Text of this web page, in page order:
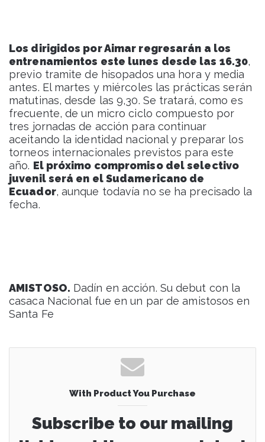
Los dirigidos por Aimar regresarán a los
entrenamientos este lunes desde las 16.30,
previo tramite de hisopados una hora y media
antes. El martes y miércoles las prácticas serán
matutinas, desde las 9,30. Se tratará, como es
frecuente, de un micro ciclo compuesto por
tres jornadas de acción para continuar
aceitando la identidad nacional y preparar los
torneos internacionales previstos para este
año. El próximo compromiso del selectivo
juvenil será en el Sudamericano de
Ecuador, aunque todavía no se ha precisado la
fecha.
AMISTOSO. Dadín en acción. Su debut con la
casaca Nacional fue en un par de amistosos en
Santa Fe
With Product You Purchase
Subscribe to our mailing